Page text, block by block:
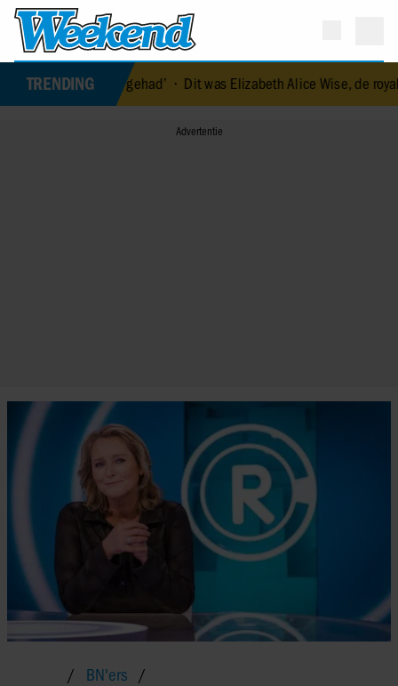
TRENDING
gehad’• Dit was Elizabeth Alice Wise, de royal die
BN'ers